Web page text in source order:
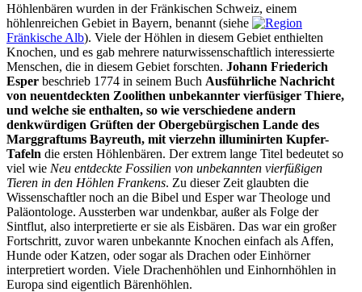
Höhlenbären wurden in der Fränkischen Schweiz, einem
höhlenreichen Gebiet in Bayern, benannt (siehe
Fränkische Alb). Viele der Höhlen in diesem Gebiet enthielten
Knochen, und es gab mehrere naturwissenschaftlich interessierte
Menschen, die in diesem Gebiet forschten. Johann Friederich
Esper beschrieb 1774 in seinem Buch Ausführliche Nachricht
von neuentdeckten Zoolithen unbekannter vierfüsiger Thiere,
und welche sie enthalten, so wie verschiedene andern
denkwürdigen Grüften der Obergebürgischen Lande des
Marggraftums Bayreuth, mit vierzehn illuminirten Kupfer-
Tafeln die ersten Höhlenbären. Der extrem lange Titel bedeutet so
viel wie Neu entdeckte Fossilien von unbekannten vierfüßigen
Tieren in den Höhlen Frankens. Zu dieser Zeit glaubten die
Wissenschaftler noch an die Bibel und Esper war Theologe und
Paläontologe. Aussterben war undenkbar, außer als Folge der
Sintflut, also interpretierte er sie als Eisbären. Das war ein großer
Fortschritt, zuvor waren unbekannte Knochen einfach als Affen,
Hunde oder Katzen, oder sogar als Drachen oder Einhörner
interpretiert worden. Viele Drachenhöhlen und Einhornhöhlen in
Europa sind eigentlich Bärenhöhlen.